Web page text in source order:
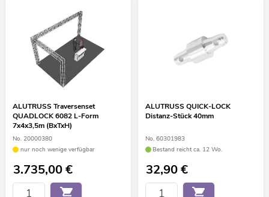
ALUTRUSS Traversenset
QUADLOCK 6082 L-Form
7x4x3,5m (BxTxH)
No. 20000380
nur noch wenige verfügbar
3.735,00€
ALUTRUSS QUICK-LOCK
Distanz-Stück 40mm
No. 60301983
Bestand reicht ca. 12 Wo.
32,90€